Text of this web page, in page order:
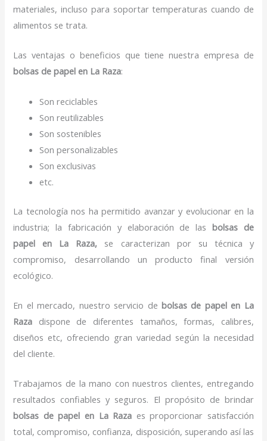
materiales, incluso para soportar temperaturas cuando de
alimentos se trata.
Las ventajas o beneficios que tiene nuestra empresa de
bolsas de papel en La Raza:
Son reciclables
Son reutilizables
Son sostenibles
Son personalizables
Son exclusivas
etc.
La tecnología nos ha permitido avanzar y evolucionar en la
industria; la fabricación y elaboración de las bolsas de
papel en La Raza, se caracterizan por su técnica y
compromiso, desarrollando un producto final versión
ecológico.
En el mercado, nuestro servicio de bolsas de papel en La
Raza dispone de diferentes tamaños, formas, calibres,
diseños etc, ofreciendo gran variedad según la necesidad
del cliente.
Trabajamos de la mano con nuestros clientes, entregando
resultados confiables y seguros. El propósito de brindar
bolsas de papel en La Raza es proporcionar satisfacción
total, compromiso, confianza, disposición, superando así las